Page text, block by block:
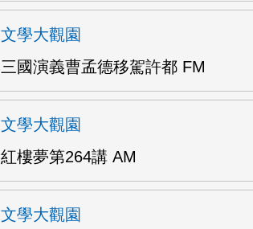
文學大觀園
三國演義曹孟德移駕許都 FM
文學大觀園
紅樓夢第264講 AM
文學大觀園